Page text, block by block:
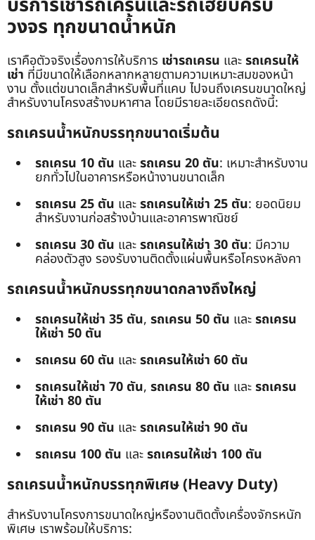
วงจร ทุกขนาดน้ำหนัก
เราคือตัวจริงเรื่องการให้บริการ เช่ารถเครน และรถเครนให้
เช่า ที่มีขนาดให้เลือกหลากหลายตามความเหมาะสมของหน้า
งาน ตั้งแต่ขนาดเล็กสำหรับพื้นที่แคบ ไปจนถึงเครนขนาดใหญ่
สำหรับงานโครงสร้างมหาศาล โดยมีรายละเอียดรถดังนี้:
รถเครนน้ำหนักบรรทุกขนาดเริ่มต้น
รถเครน 10 ตัน และรถเครน 20 ตัน: เหมาะสำหรับงาน
ยกทั่วไปในอาคารหรือหน้างานขนาดเล็ก
รถเครน 25 ตัน และรถเครนให้เช่า 25 ตัน: ยอดนิยม
สำหรับงานก่อสร้างบ้านและอาคารพาณิชย์
รถเครน 30 ตัน และรถเครนให้เช่า 30 ตัน: มีความ
คล่องตัวสูง รองรับงานติดตั้งแผ่นพื้นหรือโครงหลังคา
รถเครนน้ำหนักบรรทุกขนาดกลางถึงใหญ่
รถเครนให้เช่า 35 ตัน, รถเครน 50 ตัน และรถเครน
ให้เช่า 50 ตัน
รถเครน 60 ตัน และรถเครนให้เช่า 60 ตัน
รถเครนให้เช่า 70 ตัน, รถเครน 80 ตัน และรถเครน
ให้เช่า 80 ตัน
รถเครน 90 ตัน และรถเครนให้เช่า 90 ตัน
รถเครน 100 ตัน และรถเครนให้เช่า 100 ตัน
รถเครนน้ำหนักบรรทุกพิเศษ (Heavy Duty)
สำหรับงานโครงการขนาดใหญ่หรืองานติดตั้งเครื่องจักรหนัก
พิเศษ เราพร้อมให้บริการ: